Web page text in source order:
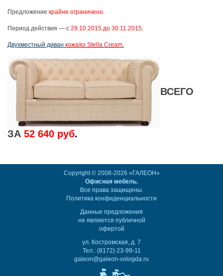
Предложение крайне ограничено.
Период действия — с 29.10.2015 до 30.11.2015.
Двухместный диван кожа/кз Stella Cream.
ВСЕГО
ЗА 52 640 руб.
Copyright © 2008-2026 «ГАЛЕОН»
Офисная мебель.
Все права защищены.
Политика конфиденциальности
Данные предложения
не являются публичной
офертой
ул. Костромская, д. 7
Тел.: (8172) 23-99-11
galeon@galeon-vologda.ru